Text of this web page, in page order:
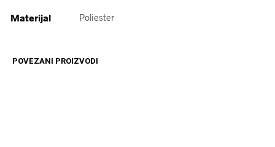
Materijal Poliester
POVEZANI PROIZVODI